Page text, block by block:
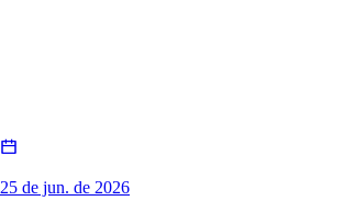
25 de jun. de 2026